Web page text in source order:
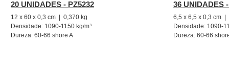
20 UNIDADES - PZ5232
12 x 60 x 0,3 cm | 0,370 kg
Densidade: 1090-1150 kg/m³
Dureza: 60-66 shore A
36 UNIDADES
6,5 x 6,5 x 0,3 cm
Densidade: 1090-
Dureza: 60-66